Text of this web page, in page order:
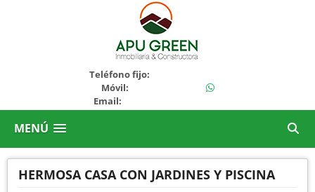
Teléfono fijo:
Móvil: +51964194643
Email:
MENÚ
HERMOSA CASA CON JARDINES Y PISCINA